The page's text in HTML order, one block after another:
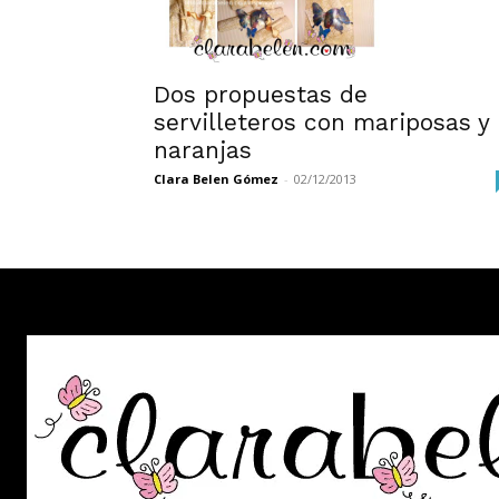
Dos propuestas de
servilleteros con mariposas y
naranjas
Clara Belen Gómez - 02/12/2013